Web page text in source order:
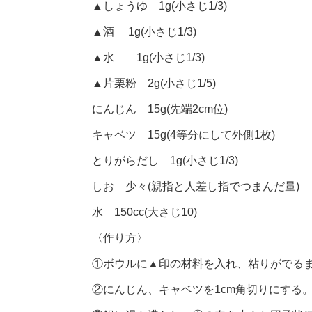
▲しょうゆ 1g(小さじ1/3)
▲酒 1g(小さじ1/3)
▲水 1g(小さじ1/3)
▲片栗粉 2g(小さじ1/5)
にんじん 15g(先端2cm位)
キャベツ 15g(4等分にして外側1枚)
とりがらだし 1g(小さじ1/3)
しお 少々(親指と人差し指でつまんだ量)
水 150cc(大さじ10)
〈作り方〉
①ボウルに▲印の材料を入れ、粘りがでるま
②にんじん、キャベツを1cm角切りにする。